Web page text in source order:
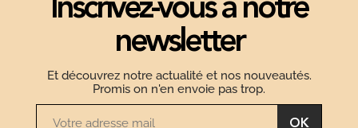
Inscrivez-vous à notre
newsletter
Et découvrez notre actualité et nos nouveautés.
Promis on n'en envoie pas trop.
OK